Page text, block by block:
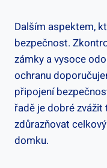
Dalším aspektem,
bezpečnost.
zámky a vysoce
ochranu
připojení
řadě je dobré
zdůrazňovat
domku.